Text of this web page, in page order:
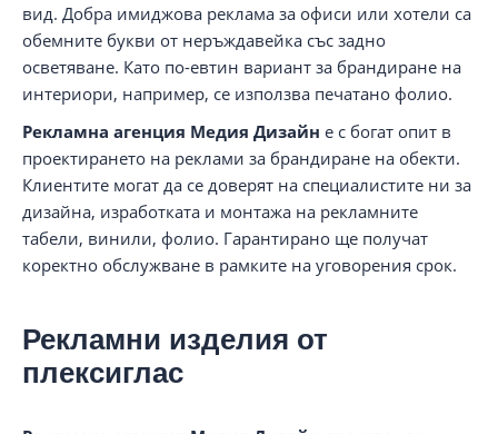
вид. Добра имиджова реклама за офиси или хотели са
обемните букви от неръждавейка със задно
осветяване. Като по-евтин вариант за брандиране на
интериори, например, се използва печатано фолио.
Рекламна агенция Медия Дизайн е с богат опит в
проектирането на реклами за брандиране на обекти.
Клиентите могат да се доверят на специалистите ни за
дизайна, изработката и монтажа на рекламните
табели, винили, фолио. Гарантирано ще получат
коректно обслужване в рамките на уговорения срок.
Рекламни изделия от
плексиглас